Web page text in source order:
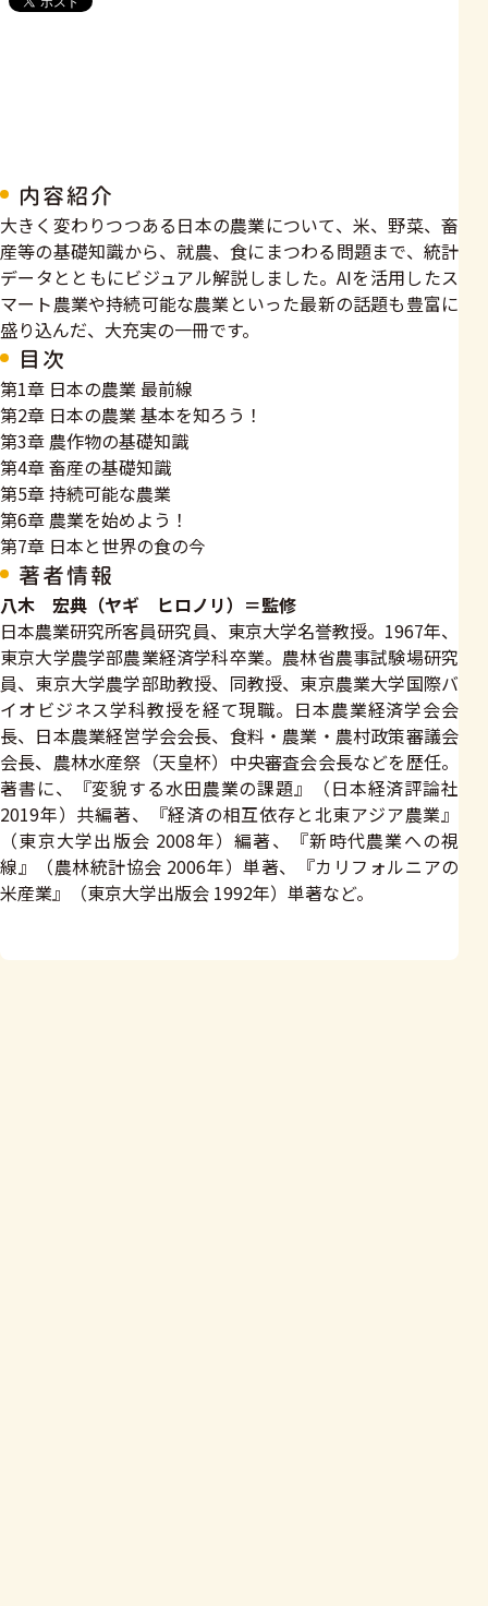
内容紹介
大きく変わりつつある日本の農業について、米、野菜、畜
産等の基礎知識から、就農、食にまつわる問題まで、統計
データとともにビジュアル解説しました。AIを活用したス
マート農業や持続可能な農業といった最新の話題も豊富に
盛り込んだ、大充実の一冊です。
目次
第1章 日本の農業 最前線
第2章 日本の農業 基本を知ろう！
第3章 農作物の基礎知識
第4章 畜産の基礎知識
第5章 持続可能な農業
第6章 農業を始めよう！
第7章 日本と世界の食の今
著者情報
八木 宏典（ヤギ ヒロノリ）＝監修
日本農業研究所客員研究員、東京大学名誉教授。1967年、
東京大学農学部農業経済学科卒業。農林省農事試験場研究
員、東京大学農学部助教授、同教授、東京農業大学国際バ
イオビジネス学科教授を経て現職。日本農業経済学会会
長、日本農業経営学会会長、食料・農業・農村政策審議会
会長、農林水産祭（天皇杯）中央審査会会長などを歴任。
著書に、『変貌する水田農業の課題』（日本経済評論社
2019年）共編著、『経済の相互依存と北東アジア農業』
（東京大学出版会 2008年）編著、『新時代農業への視
線』（農林統計協会 2006年）単著、『カリフォルニアの
米産業』（東京大学出版会 1992年）単著など。